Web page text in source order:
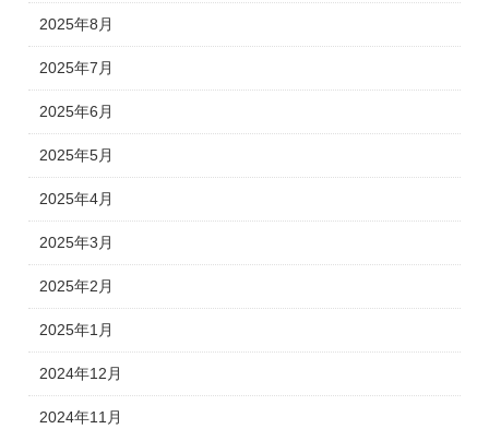
2025年8月
2025年7月
2025年6月
2025年5月
2025年4月
2025年3月
2025年2月
2025年1月
2024年12月
2024年11月